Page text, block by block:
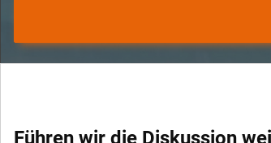
Führen wir die Diskussion